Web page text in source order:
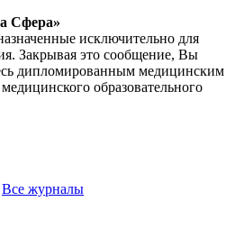
Сфера»
исключительно для
Закрывая это сообщение, Вы
дипломированным медицинским
образовательного
Все журналы